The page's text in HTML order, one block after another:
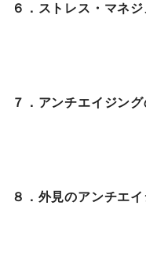
６．ストレス・マネ
７．アンチエイジン
８．外見のアンチエ